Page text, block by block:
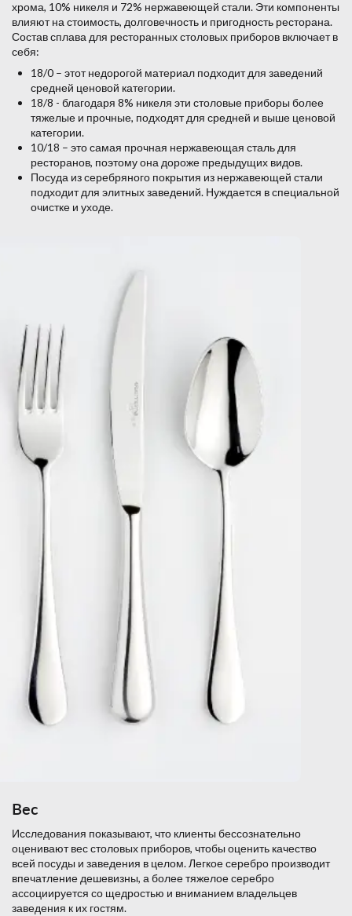
хрома, 10% никеля и 72% нержавеющей стали. Эти компоненты
влияют на стоимость, долговечность и пригодность ресторана.
Состав сплава для ресторанных столовых приборов включает в
себя:
18/0 – этот недорогой материал подходит для заведений
средней ценовой категории.
18/8 - благодаря 8% никеля эти столовые приборы более
тяжелые и прочные, подходят для средней и выше ценовой
категории.
10/18 – это самая прочная нержавеющая сталь для
ресторанов, поэтому она дороже предыдущих видов.
Посуда из серебряного покрытия из нержавеющей стали
подходит для элитных заведений. Нуждается в специальной
очистке и уходе.
Вес
Исследования показывают, что клиенты бессознательно
оценивают вес столовых приборов, чтобы оценить качество
всей посуды и заведения в целом. Легкое серебро производит
впечатление дешевизны, а более тяжелое серебро
ассоциируется со щедростью и вниманием владельцев
заведения к их гостям.